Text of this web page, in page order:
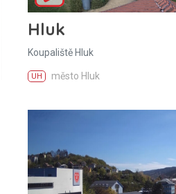
Hluk
Koupaliště Hluk
UH město Hluk